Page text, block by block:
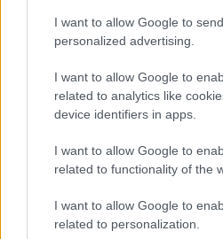
I want to allow Google to
personalized advertising.
I want to allow Google to
related to analytics like
device identifiers in apps.
I want to allow Google to
related to functionality of the
I want to allow Google to
related to personalization.
αποφάσεις των ισχυρών που
Όριο δεν γνώριζαν οι ελέω
δικαιώματα, ούτε ίχνος.
μουζίκοι και δουλοπάροικοι.
1215 ως τη Διακήρυξη
και τη Γαλλική Επανάσταση
μακρύς. Η πορεία
από την απόλυτη ισχύ στην
κατάργησή της. Γι αυτό δεν